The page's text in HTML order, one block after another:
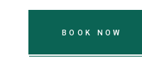
BOOK NOW